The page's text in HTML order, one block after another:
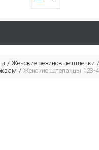
Женские резиновые шлепки
Женские шлепанцы 123-4